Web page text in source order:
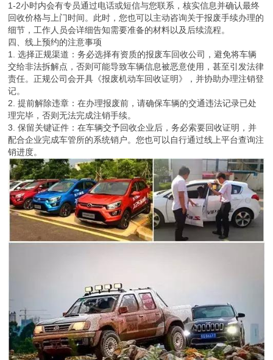
1-2小时内会有专员通过电话或短信与您联系，核实信息并确认最终
回收价格与上门时间。此时，您也可以主动咨询关于报废手续办理的
细节，工作人员会详细告知需要准备的材料以及后续流程。
四、线上预约的注意事项
1. 选择正规渠道：务必选择有资质的报废车回收公司，避免将车辆
交给非法拆解点，否则可能导致车辆信息被恶意使用，甚至引发法律
责任。正规公司会开具《报废机动车回收证明》，并协助办理注销登
记。
2. 提前解除违章：在办理报废前，请确保车辆的交通违法记录已处
理完毕，否则无法完成注销手续。
3. 保留关键证件：在车辆交予回收企业后，务必索要回收证明，并
配合企业完成车管所的系统销户。您也可以自行通过线上平台查询注
销进度。